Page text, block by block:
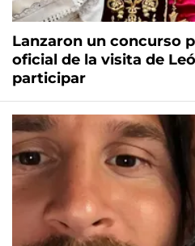
Lanzaron un concurso
oficial de la visita de
participar